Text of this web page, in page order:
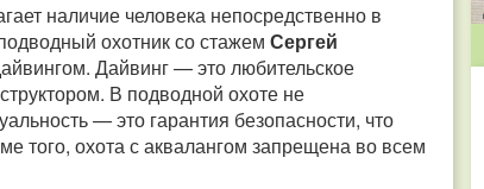
наличие человека непосредственно в
охотник со стажем Сергей
Дайвинг — это любительское
В подводной охоте не
— это гарантия безопасности, что
того, охота с аквалангом запрещена во всем